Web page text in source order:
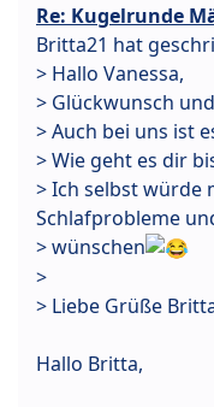
Re: Kugelrunde
Britta21 hat
> Hallo Vanessa,
> Glückwunsch
> Auch bei uns ist
> Wie geht es dir
> Ich selbst würde
Schlafprobleme
> wünschen
>
> Liebe Grüße
Hallo Britta,